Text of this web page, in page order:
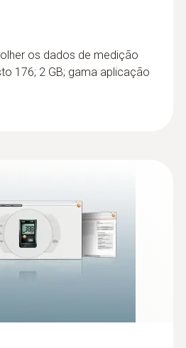
os dados de medição
176; 2 GB; gama aplicação